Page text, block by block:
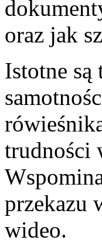
oraz jak
Istotne są
trudności
przekazu
wideo.